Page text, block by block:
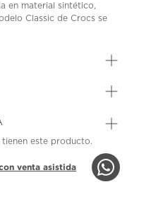
en material sintético,
Classic de Crocs se
tienen este producto.
venta asistida